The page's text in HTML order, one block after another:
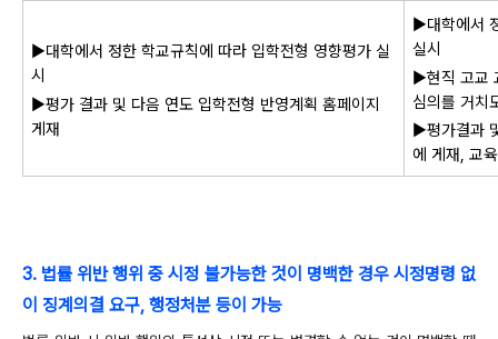
▶대학에서 정한 학교규칙에 따라 입학전형 영향평가 실
시
▶평가 결과 및 다음 연도 입학전형 반영계획 홈페이지
게재
▶대학에서
실시
▶현직 고교
심의를 거치
▶평가결과
에 게재, 교
3. 법률 위반 행위 중 시정 불가능한 것이 명백한 경우 시정명령 없
이 징계의결 요구, 행정처분 등이 가능